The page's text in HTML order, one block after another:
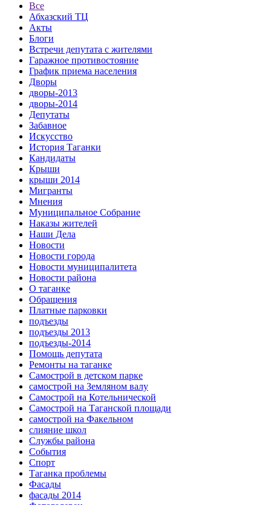
Все
Абхазский ТЦ
Акты
Блоги
Встречи депутата с жителями
Гаражное противостояние
График приема населения
Дворы
дворы-2013
дворы-2014
Депутаты
Забавное
Искусство
История Таганки
Кандидаты
Крыши
крыши 2014
Мигранты
Мнения
Муниципальное Собрание
Наказы жителей
Наши Дела
Новости
Новости города
Новости муниципалитета
Новости района
О таганке
Обращения
Платные парковки
подъезды
подъезды 2013
подъезды-2014
Помощь депутата
Ремонты на таганке
Самострой в детском парке
самострой на Земляном валу
Самострой на Котельнической
Самострой на Таганской площади
самострой на Факельном
слияние школ
Службы района
События
Спорт
Таганка проблемы
Фасады
фасады 2014